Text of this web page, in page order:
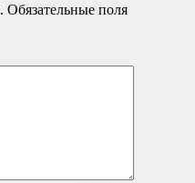
Обязательные поля